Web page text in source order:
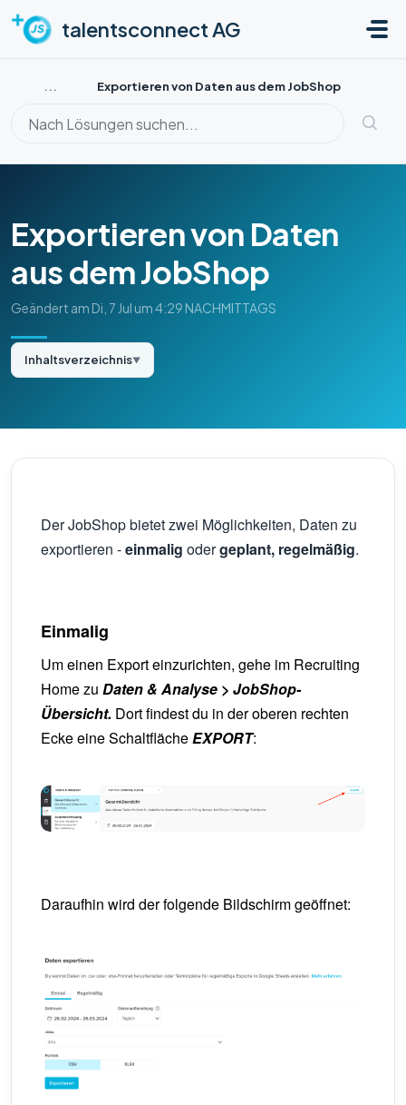
talentsconnect AG
... Exportieren von Daten aus dem JobShop
Exportieren von Daten
aus dem JobShop
Geändert am Di, 7 Jul um 4:29 NACHMITTAGS
Inhaltsverzeichnis▼
Der JobShop bietet zwei Möglichkeiten, Daten zu
exportieren -einmalig odergeplant, regelmäßig.
Einmalig
Um einen Export einzurichten, gehe im Recruiting
Home zu Daten & Analyse > JobShop-
Übersicht. Dort findest du in der oberen rechten
Ecke eine SchaltflächeEXPORT:
Daraufhin wird der folgende Bildschirm geöffnet: